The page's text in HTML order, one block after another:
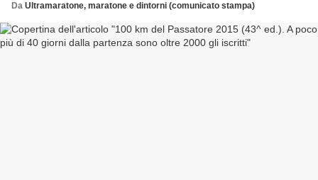
Da Ultramaratone, maratone e dintorni (comunicato stampa)